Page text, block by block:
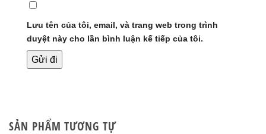
Lưu tên của tôi, email, và trang web trong trình
duyệt này cho lần bình luận kế tiếp của tôi.
SẢN PHẨM TƯƠNG TỰ